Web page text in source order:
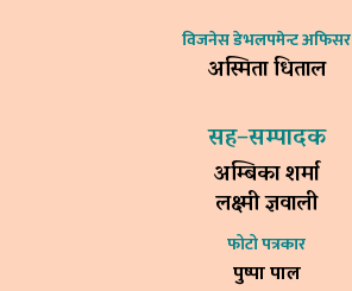
विजनेस डेभलपमेन्ट अफिसर
अस्मिता धिताल
सह–सम्पादक
अम्बिका शर्मा
लक्ष्मी ज्ञवाली
फोटो पत्रकार
पुष्पा पाल